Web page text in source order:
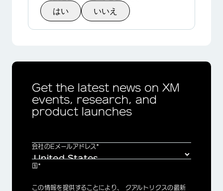
はい いいえ
Get the latest news on XM
events, research, and
product launches
会社のEメールアドレス*
国*
Privacy
この情報を提供することにより、 クアルトリクスの最新